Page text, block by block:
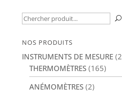
Recherche
U
NOS PRODUITS
INSTRUMENTS DE MESURE
THERMOMÈTRES (165)
ANÉMOMÈTRES (2)